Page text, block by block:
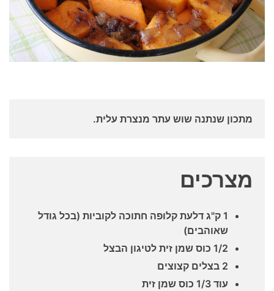
מתכון שנתנה שוש עתר מנצרת עלית.
מצרכים
1 ק"ג דלעת קלופה חתוכה לקוביות (בכל גודל
שאוהבים)
1/2 כוס שמן זית לטיגון הבצל
2 בצלים קצוצים
עוד 1/3 כוס שמן זית